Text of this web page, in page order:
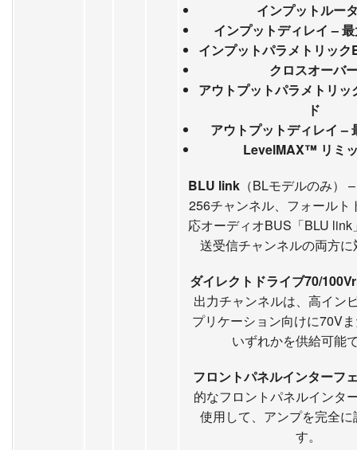
インプットルー
インプットディレイ –
インプットパラメトリック
クロスオーバ
アウトプットパラメトリッ
ド
アウトプットディレイ –
LevelMAX™ リミ
BLU link （BLモデルのみ）
256チャンネル、フォールト
応オーディオBUS「BLU link
送受信チャンネルの両方
ダイレクトドライブ70/
出力チャンネルは、高イン
プリケーション向けに70V
いずれかを供給可能
フロントパネルインターフ
的なフロントパネルインタ
使用して、アンプを完全
す。